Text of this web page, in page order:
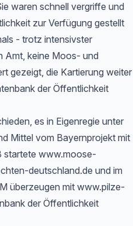
waren schnell vergriffe und
zur Verfügung gestellt
- trotz intensivster
Amt, keine Moos- und
gezeigt, die Kartierung weiter
der Öffentlichkeit
es in Eigenregie unter
Mittel vom Bayernprojekt mit
startete www.moose-
deutschland.de und im
überzeugen mit www.pilze-
der Öffentlichkeit